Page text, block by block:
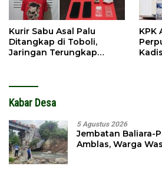
Kurir Sabu Asal Palu
Ditangkap di Toboli,
Jaringan Terungkap
KPK
Kabar Desa
5 Agustus 2026
Jembatan Baliara-
Amblas, Warga